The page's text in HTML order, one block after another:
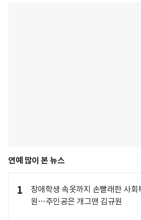
연예 많이 본 뉴스
1
장애학생 속옷까지 손빨래한 사회
원…주인공은 개그맨 김규원